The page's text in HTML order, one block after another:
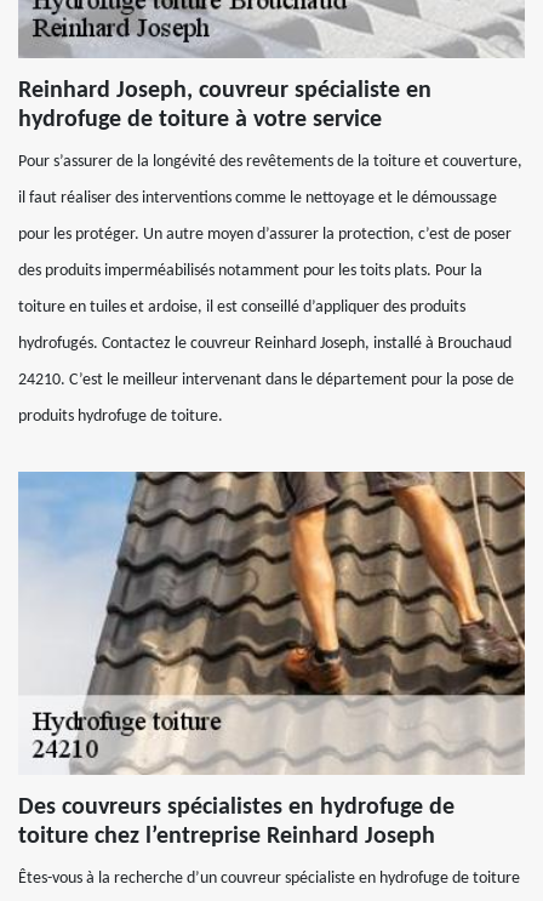
Reinhard Joseph, couvreur spécialiste en
hydrofuge de toiture à votre service
Pour s’assurer de la longévité des revêtements de la toiture et couverture,
il faut réaliser des interventions comme le nettoyage et le démoussage
pour les protéger. Un autre moyen d’assurer la protection, c’est de poser
des produits imperméabilisés notamment pour les toits plats. Pour la
toiture en tuiles et ardoise, il est conseillé d’appliquer des produits
hydrofugés. Contactez le couvreur Reinhard Joseph, installé à Brouchaud
24210. C’est le meilleur intervenant dans le département pour la pose de
produits hydrofuge de toiture.
Des couvreurs spécialistes en hydrofuge de
toiture chez l’entreprise Reinhard Joseph
Êtes-vous à la recherche d’un couvreur spécialiste en hydrofuge de toiture